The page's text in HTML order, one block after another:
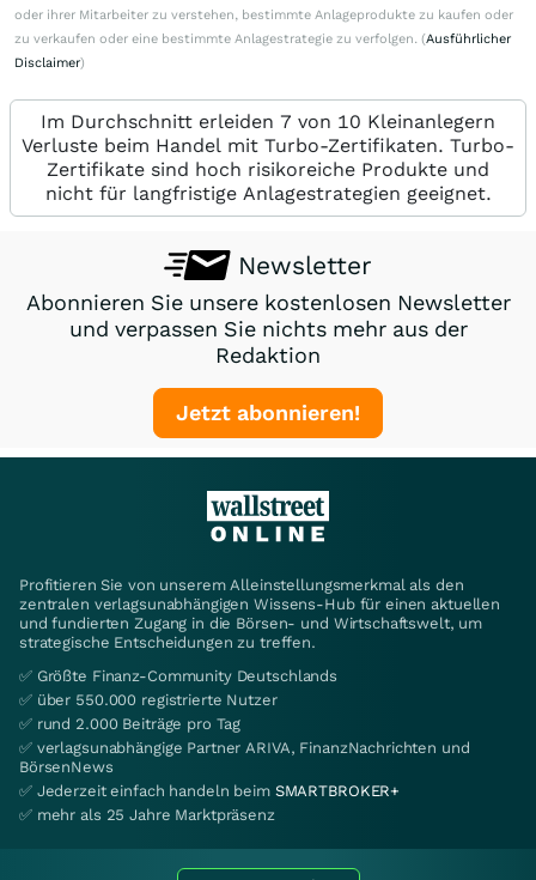
oder ihrer Mitarbeiter zu verstehen, bestimmte Anlageprodukte zu kaufen oder
zu verkaufen oder eine bestimmte Anlagestrategie zu verfolgen. (Ausführlicher
Disclaimer)
Im Durchschnitt erleiden 7 von 10 Kleinanlegern
Verluste beim Handel mit Turbo-Zertifikaten. Turbo-
Zertifikate sind hoch risikoreiche Produkte und
nicht für langfristige Anlagestrategien geeignet.
Newsletter
Abonnieren Sie unsere kostenlosen Newsletter
und verpassen Sie nichts mehr aus der
Redaktion
Jetzt abonnieren!
Profitieren Sie von unserem Alleinstellungsmerkmal als den
zentralen verlagsunabhängigen Wissens-Hub für einen aktuellen
und fundierten Zugang in die Börsen- und Wirtschaftswelt, um
strategische Entscheidungen zu treffen.
✅ Größte Finanz-Community Deutschlands
✅ über 550.000 registrierte Nutzer
✅ rund 2.000 Beiträge pro Tag
✅ verlagsunabhängige Partner ARIVA, FinanzNachrichten und
BörsenNews
✅ Jederzeit einfach handeln beim SMARTBROKER+
✅ mehr als 25 Jahre Marktpräsenz